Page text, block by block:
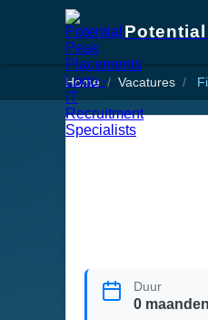
Home Vacatures
Duur
0 maanden